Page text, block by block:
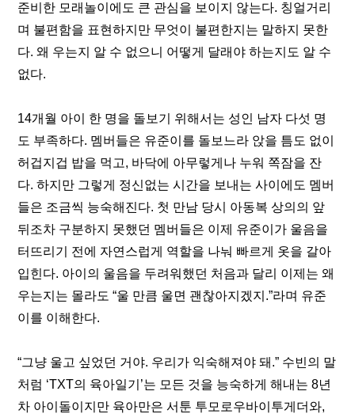
준비한 모래놀이에도 큰 관심을 보이지 않는다. 칭얼거리
며 불편함을 표현하지만 무엇이 불편한지는 말하지 못한
다. 왜 우는지 알 수 없으니 어떻게 달래야 하는지도 알 수
없다.
14개월 아이 한 명을 돌보기 위해서는 성인 남자 다섯 명
도 부족하다. 멤버들은 유준이를 돌보느라 앉을 틈도 없이
허겁지겁 밥을 먹고, 바닥에 아무렇게나 누워 쪽잠을 잔
다. 하지만 그렇게 정신없는 시간을 보내는 사이에도 멤버
들은 조금씩 능숙해진다. 첫 만남 당시 아동복 상의의 앞
뒤조차 구분하지 못했던 멤버들은 이제 유준이가 울음을
터뜨리기 전에 자연스럽게 역할을 나눠 빠르게 옷을 갈아
입힌다. 아이의 울음을 두려워했던 처음과 달리 이제는 왜
우는지는 몰라도 “울 만큼 울면 괜찮아지겠지.”라며 유준
이를 이해한다.
“그냥 울고 싶었던 거야. 우리가 익숙해져야 돼.” 수빈의 말
처럼 ‘TXT의 육아일기’는 모든 것을 능숙하게 해내는 8년
차 아이돌이지만 육아만은 서툰 투모로우바이투게더와,